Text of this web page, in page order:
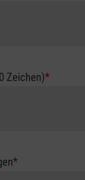
Zeichen)*
*